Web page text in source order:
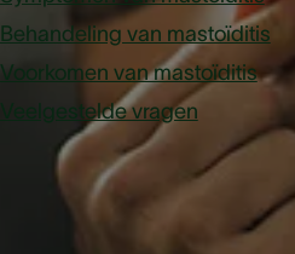
Behandeling van mastoïditis
Voorkomen van mastoïditis
Veelgestelde vragen